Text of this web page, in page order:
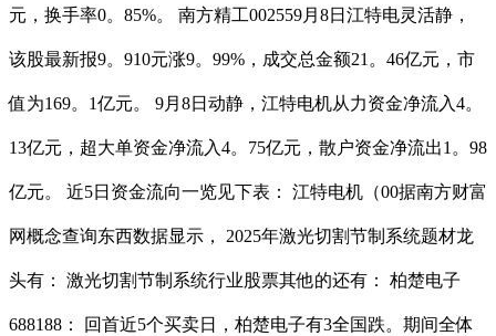
元，换手率0。85%。 南方精工002559月8日江特电灵活静，
该股最新报9。910元涨9。99%，成交总金额21。46亿元，市
值为169。1亿元。 9月8日动静，江特电机从力资金净流入4。
13亿元，超大单资金净流入4。75亿元，散户资金净流出1。98
亿元。 近5日资金流向一览见下表： 江特电机（00据南方财富
网概念查询东西数据显示， 2025年激光切割节制系统题材龙
头有： 激光切割节制系统行业股票其他的还有： 柏楚电子
688188： 回首近5个买卖日，柏楚电子有3全国跌。期间全体